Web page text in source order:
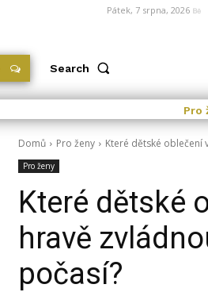
Pátek, 7 srpna, 2026
Search
Pro
Domů Pro ženy Které dětské oblečení
Pro ženy
Které dětské
hravě
počasí?